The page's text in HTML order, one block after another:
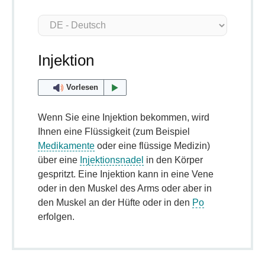
Injektion
Vorlesen
Wenn Sie eine Injektion bekommen, wird
Ihnen eine Flüssigkeit (zum Beispiel
Medikamente oder eine flüssige Medizin)
über eine Injektionsnadel in den Körper
gespritzt. Eine Injektion kann in eine Vene
oder in den Muskel des Arms oder aber in
den Muskel an der Hüfte oder in den Po
erfolgen.